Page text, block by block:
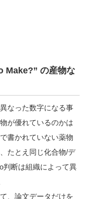
Make?” の産物な
なった数字になる事
が優れているのかは
書かれていない薬物
たとえ同じ化合物/デ
判断は組織によって異
、論文データだけを